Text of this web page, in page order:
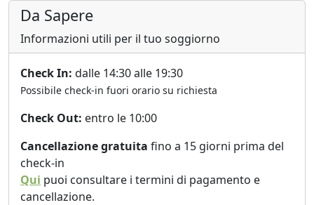
Da Sapere
Informazioni utili per il tuo soggiorno
Check In: dalle 14:30 alle 19:30
Possibile check-in fuori orario su richiesta
Check Out: entro le 10:00
Cancellazione gratuita fino a 15 giorni prima del
check-in
Qui puoi consultare i termini di pagamento e
cancellazione.